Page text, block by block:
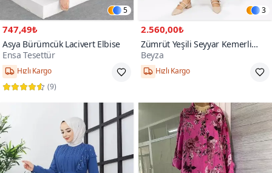
5
747,49₺
Asya Bürümcük Lacivert Elbise
Ensa Tesettür
Hızlı Kargo
(9)
3
2.560,00₺
Zümrüt Yeşili Seyyar Kemerli
Baskılı Elbise
Beyza
Hızlı Kargo